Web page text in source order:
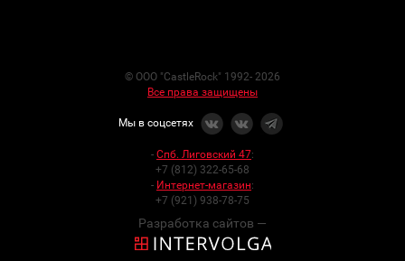
© ООО "CastleRock" 1992- 2026
Все права защищены
Мы в соцсетях
- Спб. Лиговский 47:
+7 (812) 322-65-68
- Интернет-магазин:
+7 (921) 938-78-75
Разработка сайтов —